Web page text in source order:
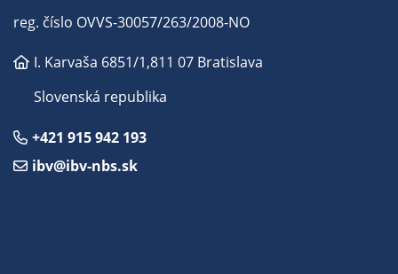
reg. číslo OVVS-30057/263/2008-NO
I. Karvaša 6851/1,811 07 Bratislava
Slovenská republika
+421 915 942 193
ibv@ibv-nbs.sk